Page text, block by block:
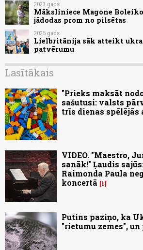
2023.gads
Māksliniece Magone
jādodas prom no pilsētas
2025.gads
Lielbritānija sāk atteikt
patvērumu
Lasītākais
"Prieks maksāt
sašutusi: valsts
trīs dienas spēlējās
VIDEO. "Maestro,
sanāk!" Ļaudis
Raimonda Paula
koncertā
1
Putins paziņo, ka
"rietumu zemes",